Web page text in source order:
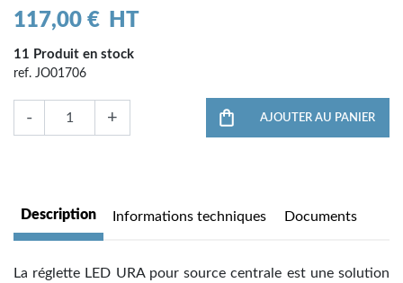
117,00 € HT
11 Produit en stock
ref. JO01706
- + AJOUTER AU PANIER
Description Informations techniques Documents
La réglette LED URA pour source centrale est une solution